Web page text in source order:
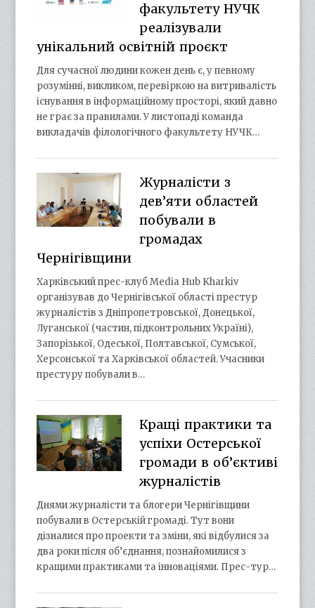
факультету НУЧК
реалізували
унікальний освітній проєкт
Для сучасної людини кожен день є, у певному
розумінні, викликом, перевіркою на витривалість
існування в інформаційному просторі, який давно
не грає за правилами. У листопаді команда
викладачів філологічного факультету НУЧК…
Журналісти з
дев’яти областей
побували в
громадах
Чернігівщини
Харківський прес-клуб Media Hub Kharkiv
організував до Чернігівської області престур
журналістів з Дніпропетровської, Донецької,
Луганської (частин, підконтрольних Україні),
Запорізької, Одеської, Полтавської, Сумської,
Херсонської та Харківської областей. Учасники
престуру побували в…
Кращі практики та
успіхи Остерської
громади в об’єктиві
журналістів
Днями журналісти та блогери Чернігівщини
побували в Остерській громаді. Тут вони
дізналися про проекти та зміни, які відбулися за
два роки після об’єднання, познайомилися з
кращими практиками та інноваціями. Прес-тур…